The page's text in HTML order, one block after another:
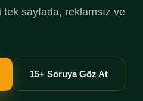
sayfada, reklamsız ve
15+ Soruya Göz At